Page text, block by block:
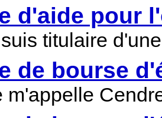
d'aide pour
titulaire
de bourse
m'appelle